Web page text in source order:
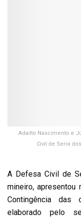
Adailto Nascimento e
Civil de Serra
A Defesa Civil de
mineiro, apresentou
Contingência das
elaborado pelo